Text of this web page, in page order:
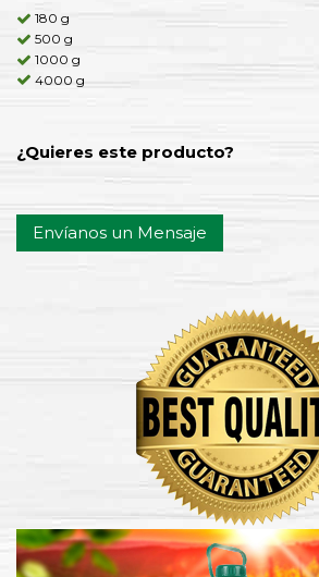
180 g
500 g
1000 g
4000 g
¿Quieres este producto?
Envíanos un Mensaje